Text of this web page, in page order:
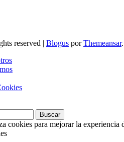
reserved | Blogus porThemeansar.
cookies para mejorar la experiencia